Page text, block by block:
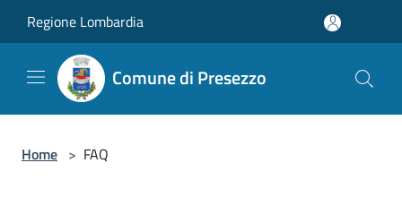
Regione Lombardia
Comune di Presezzo
Home > FAQ